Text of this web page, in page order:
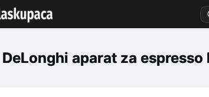
DeLonghi aparat za